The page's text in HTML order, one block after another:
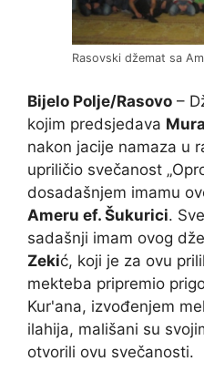
Rasovski džemat sa
Bijelo Polje/Rasovo –
kojim predsjedava
nakon jacije namaza u
upriličio svečanost
dosadašnjem imamu
Ameru ef. Šukurici.
sadašnji imam ovog
Zekić, koji je za ovu
mekteba pripremio
Kur'ana, izvođenjem
ilahija, mališani su
otvorili ovu svečanosti.